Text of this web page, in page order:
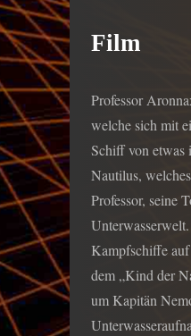
Film
Professor
welche sich mit
Schiff von etwas
Nautilus,
Professor, seine
Kampfschiffe auf
dem „Kind der
um Kapitän